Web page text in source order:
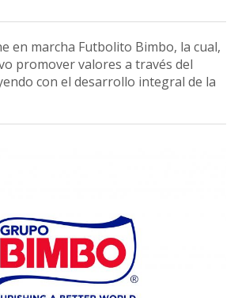
en marcha Futbolito Bimbo, la cual,
promover valores a través del
con el desarrollo integral de la